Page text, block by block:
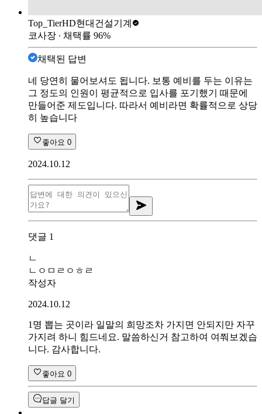
Top_TierHD현대건설기계
코사장 ∙ 채택률 96%
채택된 답변
네 당연히 물어보셔도 됩니다. 보통 예비를 두는 이유는
그 정도의 인원이 평균적으로 입사를 포기했기 때문에
만들어준 제도입니다. 따라서 예비라면 확률적으로 상당
히 높습니다
좋아요 0
2024.10.12
댓글 1
ㄴ
ㄴㅇㅁㄹㅇㅎㄹ
작성자
2024.10.12
1명 뽑는 곳이라 일말의 희망조차 가지면 안되지만 자꾸
가지려 하니 힘드네요. 말씀하신거 참고하여 여쭤보겠습
니다. 감사합니다.
좋아요 0
답글 달기